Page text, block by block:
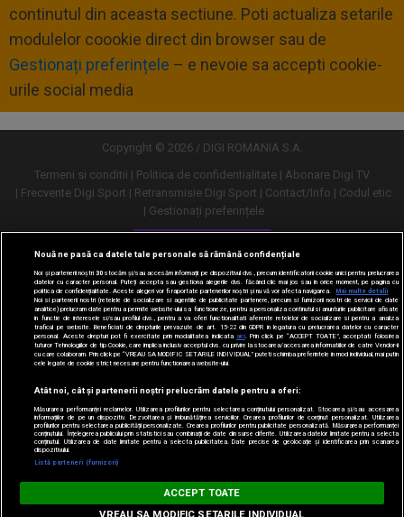
Digi Sport
m.digisport.ro
DESCARCĂ
continutul din aceasta sectiune. Poti actualiza setarile
modulelor coookie direct din browser sau de
Gestionați preferințele – e nevoie sa accepti cookie-
urile social media
Copyright © 2026 / DIGI ROMANIA S.A.
Termeni si conditii
Politica de confidentialitate
Abonare Digi TV
Frecvente Digi Sport
Retransmisie Digi Sport Contact/Info
Codul etic
Gestionați preferințele
Versiune desktop
Nouă ne pasă ca datele tale personale să rămână confidențiale
Noi și partenerii noștri30stocăm și/sau accesăm informații pe dispozitivul dvs., precum identificatorii cookie unici pentru prelucrarea
datelor cu caracter personal. Puteți accepta sau gestiona alegerile dvs. făcând clic mai jos sau în orice moment, pe pagina cu
politica de confidențialitate. Aceste alegeri vor fi raportate partenerilor noștri și nu vă vor afecta navigarea.
Mai multe detalii
Noi si partenerii nostri (retelele de socializare si agentiile de publicitate partenere, precum si furnizorii nostri de servicii de date
analitice) prelucram date pentru a permite website-ului sa functioneze, pentru a personaliza continutul si anunturile publicitare afisate
in functie de interesele si/sau profilul dvs., pentru a va oferi functionalitati aferente retelelor de socializare si pentru a analiza
traficul pe website. Beneficiati de drepturile prevazute de art. 15-22 din GDPR in legatura cu prelucrarea datelor cu caracter
personal. Aceste drepturi pot fi exercitate prin modalitatea indicata aici. Prin click pe “ACCEPT TOATE”, acceptati folosirea
tuturor Tehnologiilor de tip Cookie, care implica inclusiv acceptul dvs. cu privire la stocarea/accesarea informatiilor de catre Vendor-ii
cu care colaboram. Prin click pe “VREAU SA MODIFIC SETARILE INDIVIDUAL” puteti schimba preferintele in mod individual, mai putin
cele legate de cookie strict necesare pentru functionarea website-ului.
Atât noi, cât și partenerii noștri prelucrăm datele pentru a oferi:
Măsurarea performanței reclamelor. Utilizarea profilurilor pentru selectarea conținutului personalizat. Stocarea și/sau accesarea
informațiilor de pe un dispozitiv. Dezvoltarea și îmbunătățirea serviciilor. Crearea profilurilor de conținut personalizat. Utilizarea
profilurilor pentru selectarea publicității personalizate. Crearea profilurilor pentru publicitate personalizată. Măsurarea performanței
conținutului. Înțelegerea publicului prin statistici sau combinații de date din surse diferite. Utilizarea datelor limitate pentru a selecta
conținutul. Utilizarea de date limitate pentru a selecta publicitatea. Date precise de geolocație și identificarea prin scanarea
dispozitivului.
Listă parteneri (furnizori)
ACCEPT TOATE